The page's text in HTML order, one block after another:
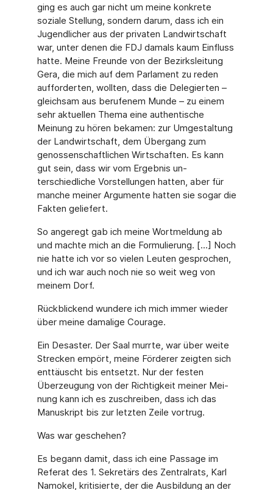
ging es auch gar nicht um meine konkre­te
soziale Stellung, sondern darum, dass ich ein
Jugendlicher aus der privaten Landwirt­schaft
war, unter denen die FDJ damals kaum Einfluss
hatte. Meine Freunde von der Be­zirksleitung
Gera, die mich auf dem Parlament zu reden
aufforderten, wollten, dass die De­legierten –
gleichsam aus berufenem Munde – zu einem
sehr aktuellen Thema eine authentische
Meinung zu hören bekamen: zur Umgestaltung
der Landwirtschaft, dem Überg­ang zum
genossenschaftlichen Wirtschaften. Es kann
gut sein, dass wir vom Ergebnis un­
terschiedliche Vorstellungen hatten, aber für
manche meiner Argumente hatten sie sogar die
Fakten geliefert.
So angeregt gab ich meine Wortmeldung ab
und machte mich an die Formulierung. [...] Noch
nie hatte ich vor so vielen Leuten gesprochen,
und ich war auch noch nie so weit weg von
meinem Dorf.
Rückblickend wundere ich mich immer wieder
über meine damalige Courage.
Ein Desaster. Der Saal murrte, war über weite
Strecken empört, meine Förderer zeigten sich
enttäuscht bis entsetzt. Nur der festen
Überzeugung von der Richtigkeit meiner Mei­
nung kann ich es zuschreiben, dass ich das
Manuskript bis zur letzten Zeile vortrug.
Was war geschehen?
Es begann damit, dass ich eine Passage im
Referat des 1. Sekretärs des Zentralrats, Karl
Namokel, kritisierte, der die Ausbildung an der